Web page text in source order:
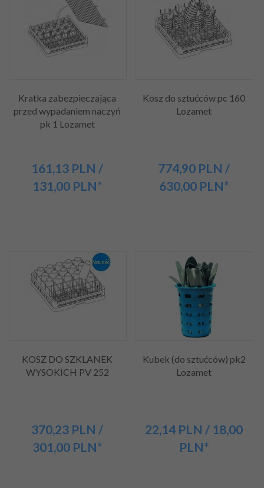
Kratka zabezpieczająca
przed wypadaniem naczyń
pk 1 Lozamet
161,13 PLN /
131,00 PLN*
Kosz do sztućców pc 160
Lozamet
774,90 PLN /
630,00 PLN*
KOSZ DO SZKLANEK
WYSOKICH PV 252
370,23 PLN /
301,00 PLN*
Kubek (do sztućców) pk2
Lozamet
22,14 PLN / 18,00
PLN*